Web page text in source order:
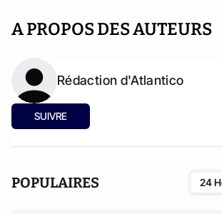
A PROPOS DES AUTEURS
Rédaction d'Atlantico
SUIVRE
POPULAIRES 24